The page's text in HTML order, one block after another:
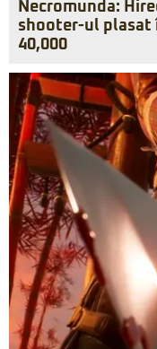
Necromunda:
shooter-ul plasat
40,000